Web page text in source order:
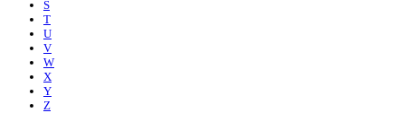
S
T
U
V
W
X
Y
Z